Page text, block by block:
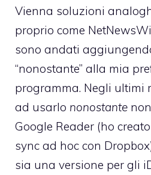
Vienna soluzioni
proprio come
sono andati
“nonostante” alla mia
programma. Negli ultimi
ad usarlo nonostante
Google Reader (ho
sync ad hoc con
sia una versione per gli